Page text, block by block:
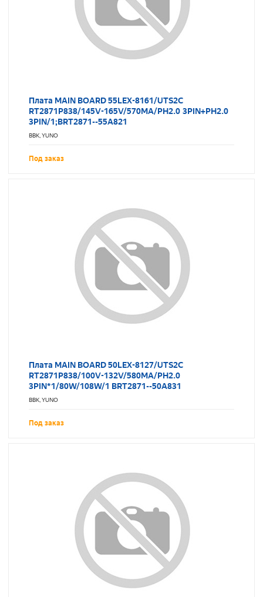
Плата MAIN BOARD 55LEX-8161/UTS2C
RT2871P838/145V-165V/570MA/PH2.0 3PIN+PH2.0
3PIN/1;BRT2871--55A821
BBK, YUNO
Под заказ
Плата MAIN BOARD 50LEX-8127/UTS2C
RT2871P838/100V-132V/580MA/PH2.0
3PIN*1/80W/108W/1 BRT2871--50A831
BBK, YUNO
Под заказ